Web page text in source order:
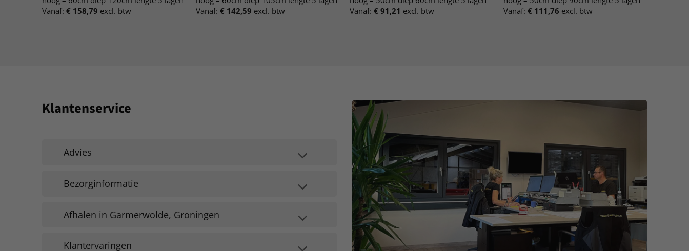
Vanaf: € 158,79 excl. btw
Vanaf: € 142,59 excl. btw
Vanaf: € 91,21 excl. btw
Vanaf: € 111,76 excl. btw
Klantenservice
Advies
Bezorginformatie
Afhalen in Garmerwolde, Groningen
Klantervaringen